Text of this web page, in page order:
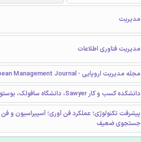
مدیریت
مدیریت فناوری اطلاعات
مجله مدیریت اروپایی - European Management Journal
دانشکده کسب و کار Sawyer، دانشگاه سافولک، بوستون، ایالات متحده
پیشرفت تکنولوژی؛ عملکرد فن آوری؛ آسپیراسیون و
جستجوی ضعیف